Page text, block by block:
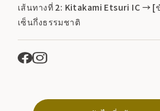
เส้นทางที่ 2: Kitakami Etsuri IC → [
เซ็นกึ่งธรรมชาติ